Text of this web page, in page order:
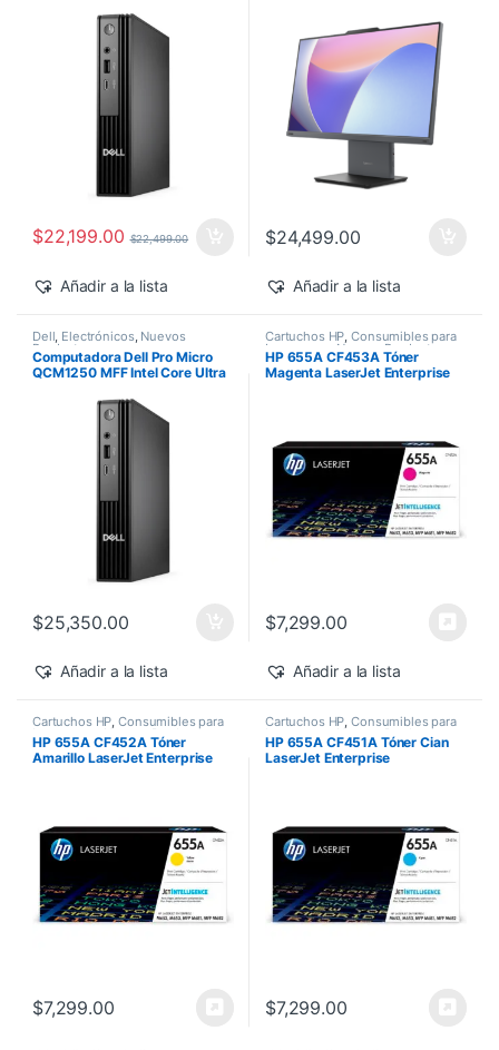
Windows 11 Pro
$22,199.00 $22,499.00
Añadir a la lista
512GB SSD Windows 11 Pro
$24,499.00
Añadir a la lista
Dell, Electrónicos, Nuevos
Productos
Computadora Dell Pro Micro
QCM1250 MFF Intel Core Ultra
Windows 11 Pro
$25,350.00
Añadir a la lista
Cartuchos HP,Consumibles para
Impresoras,Nuevos Productos
Sobre Pedido,Toner Original
HP 655A CF453A Tóner
Magenta LaserJet Enterprise
$7,299.00
Añadir a la lista
Cartuchos HP,Consumibles para
Impresoras,Nuevos Productos
Sobre Pedido,Toner Original
HP 655A CF452A Tóner
Amarillo LaserJet Enterprise
$7,299.00
Cartuchos HP,Consumibles para
Impresoras,Nuevos Productos
Sobre Pedido,Toner Original
HP 655A CF451A Tóner Cian
LaserJet Enterprise
$7,299.00